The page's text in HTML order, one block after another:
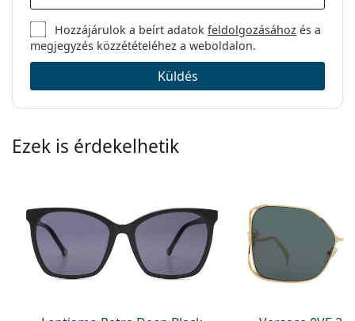
Hozzájárulok a beírt adatokfeldolgozásához és a
megjegyzés közzétételéhez a weboldalon.
Küldés
Ezek is érdekelhetik